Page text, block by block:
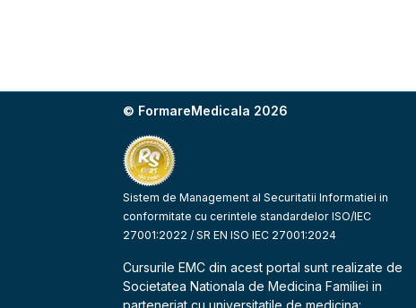
© FormareMedicala 2026
Sistem de Management al Securitatii Informatiei in
conformitate cu cerintele standardelor ISO/IEC
27001:2022 / SR EN ISO IEC 27001:2024
Cursurile EMC din acest portal sunt realizate de
Societatea Nationala de Medicina Familiei in
parteneriat cu universitatile de medicina: